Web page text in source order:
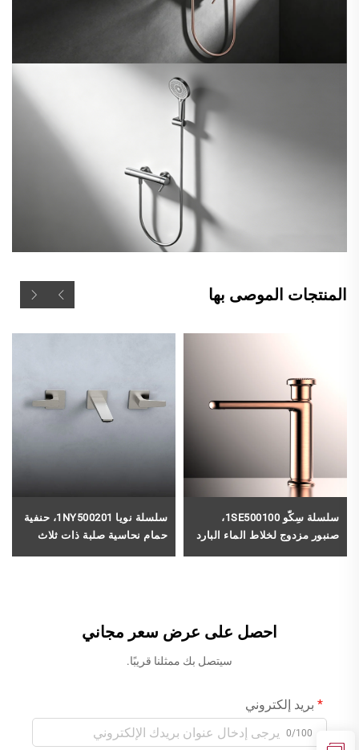
المنتجات الموصى بها
سلسلة سِكّو 1SE500100،
صنبور مزدوج لخلاط الماء البارد
سلسلة نويا 1NY500201، حنفية
حمام نحاسية صلبة ذات ثلاث
احصل على عرض سعر مجاني
سيتصل بك ممثلنا قريبًا.
بريد إلكتروني
0/100